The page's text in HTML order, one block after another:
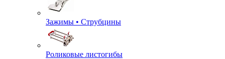
Зажимы • Струбцины
Роликовые листогибы